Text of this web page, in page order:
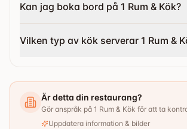
Kan jag boka bord på 1 Rum & Kök?
Vilken typ av kök serverar 1 Rum &
Är detta din restaurang?
Gör anspråk på 1 Rum & Kök för att ta
Uppdatera information & bilder